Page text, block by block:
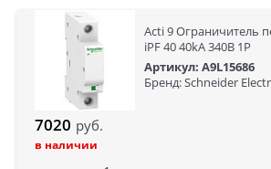
Acti 9 Ограничитель
iPF 40 40kA 340В 1P
Артикул: A9L15686
Бренд: Schneider
7020 руб.
в наличии